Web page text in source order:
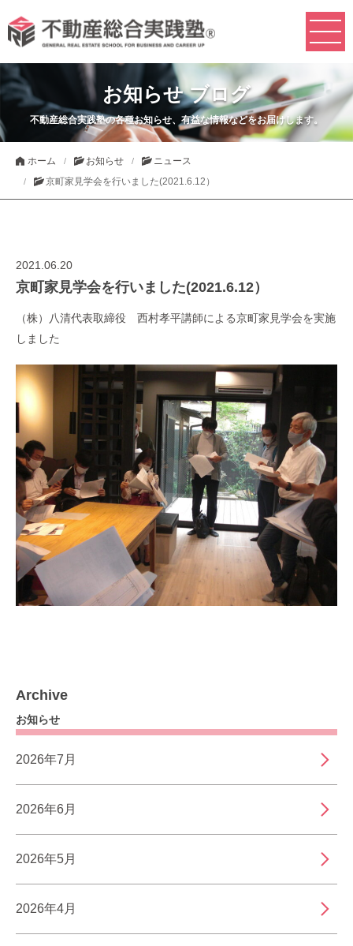
お知らせ ブログ
不動産総合実践塾の各種お知らせ、有益な情報などをお届けします。
ホーム お知らせ
ニュース
京町家見学会を行いました(2021.6.12）
2021.06.20
京町家見学会を行いました(2021.6.12）
（株）八清代表取締役 西村孝平講師による京町家見学会を実施
しました
Archive
お知らせ
2026年7月
2026年6月
2026年5月
2026年4月